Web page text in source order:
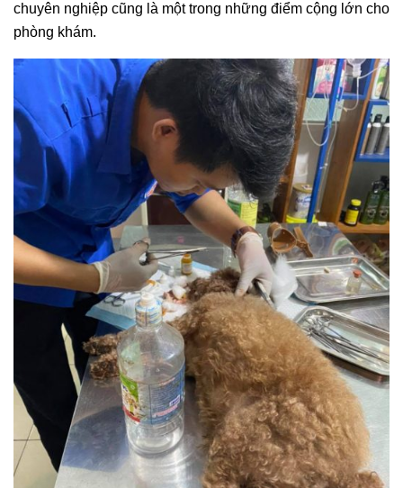
chuyên nghiệp cũng là một trong những điểm cộng lớn cho
phòng khám.